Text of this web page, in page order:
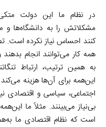
در نظام ما این دولت
مشکلاتش را به دانشگاه‌ها و
کنند احساس نیاز نکرده
همه کار می‌توانند انجام
به همین ترتیب، ارتباط
این‌همه برای آن‌ها هزینه
اجتماعی، سیاسی و
بی‌نیاز می‌بینند. مثلاً ما
است که نظام اقتصادی ما